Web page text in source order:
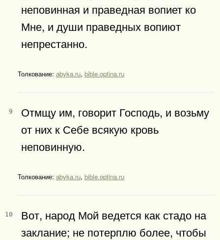
неповинная и праведная вопиет ко
Мне, и души праведных вопиют
непрестанно.
Толкование: abyka.ru, bible.optina.ru
9
Отмщу им, говорит Господь, и возьму
от них к Себе всякую кровь
неповинную.
Толкование: abyka.ru, bible.optina.ru
10
Вот, народ Мой ведется как стадо на
заклание; не потерплю более, чтобы